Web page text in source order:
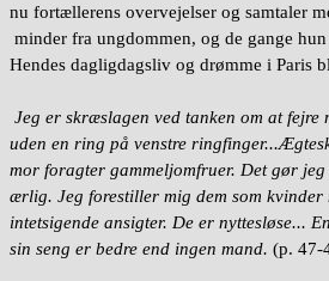
nu fortællerens overvejelser og samtaler
minder fra ungdommen, og de gange
Hendes dagligdagsliv og drømme i Paris
Jeg er skræslagen ved tanken om at fejre
uden en ring på venstre
mor foragter gammeljomfruer. Det gør
ærlig. Jeg forestiller mig dem som kvinder
intetsigende ansigter. De er nyttesløse...
sin seng er bedre end ingen mand. (p. 47-